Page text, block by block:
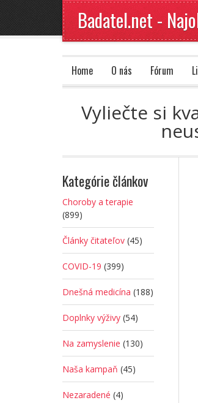
Badatel.net -
Home O nás Fórum
Vyliečte si
Kategórie článkov
Choroby a terapie
(899)
Články čitateľov (45)
COVID-19 (399)
Dnešná medicína (188)
Doplnky výživy (54)
Na zamyslenie (130)
Naša kampaň (45)
Nezaradené (4)